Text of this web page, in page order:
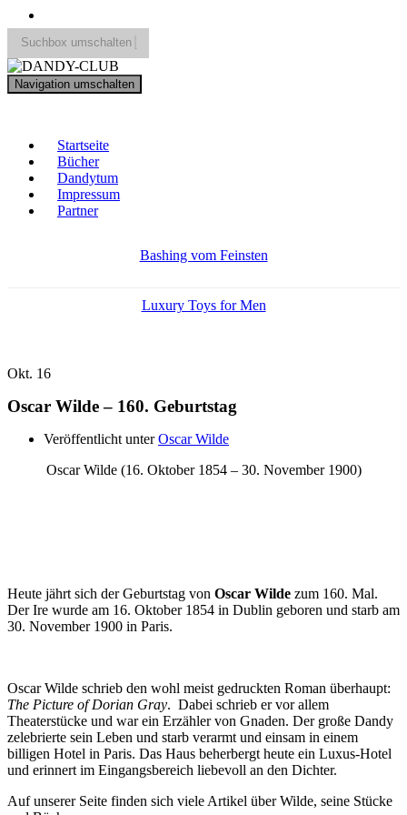
Suchbox umschalten
Search
for:
Navigation umschalten
Startseite
Bücher
Dandytum
Impressum
Partner
Bashing vom Feinsten
Luxury Toys for Men
Okt. 16
Oscar Wilde – 160. Geburtstag
Veröffentlicht unterOscar Wilde
Oscar Wilde (16. Oktober 1854 – 30. November 1900)
Heute jährt sich der Geburtstag von Oscar Wilde zum 160. Mal.
Der Ire wurde am 16. Oktober 1854 in Dublin geboren und starb am
30. November 1900 in Paris.
Oscar Wilde schrieb den wohl meist gedruckten Roman überhaupt:
The Picture of Dorian Gray. Dabei schrieb er vor allem
Theaterstücke und war ein Erzähler von Gnaden. Der große Dandy
zelebrierte sein Leben und starb verarmt und einsam in einem
billigen Hotel in Paris. Das Haus beherbergt heute ein Luxus-Hotel
und erinnert im Eingangsbereich liebevoll an den Dichter.
Auf unserer Seite finden sich viele Artikel über Wilde, seine Stücke